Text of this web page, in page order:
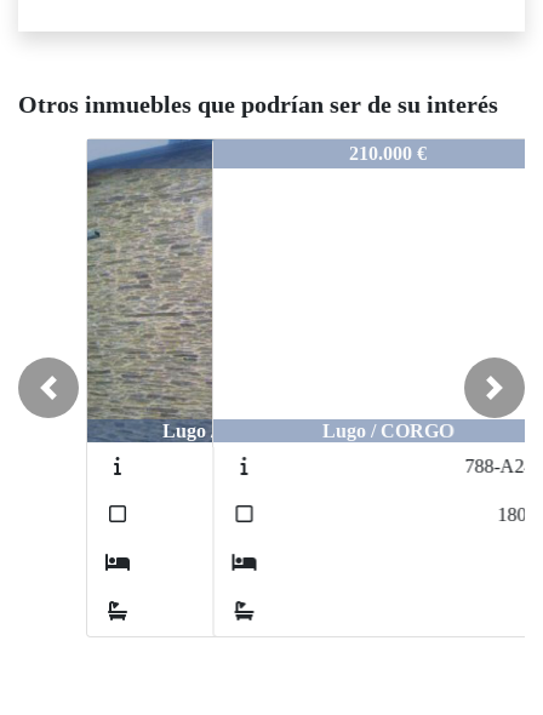
Otros inmuebles que podrían ser de su interés
1274-K2939
Lugo / CORGO
Previous Next